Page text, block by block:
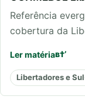
Referência
cobertura da
Ler matéria
Libertadores e